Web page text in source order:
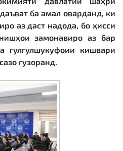
ба амал оварданд, ки
аз даст надода, бо ҳисси
замонавиро аз бар
гулгулшукуфоии кишвари
гузоранд.